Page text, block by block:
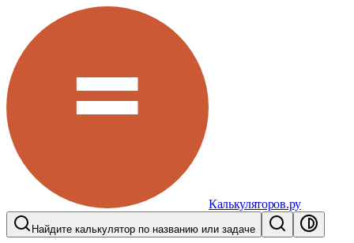
Калькуляторов.ру
Найдите калькулятор по названию или задаче